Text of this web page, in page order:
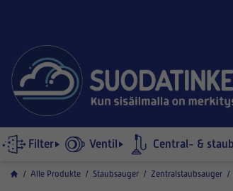
Filter Ventil Central- &
/ Alle Produkte / Staubsauger / Zentralstaubsauger /